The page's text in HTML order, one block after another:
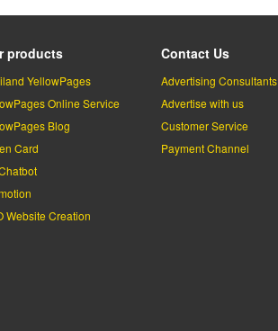
products
YellowPages
Online Service
Blog
Card
Website Creation
Contact Us
Advertising Consultants
Advertise with us
Customer Service
Payment Channel